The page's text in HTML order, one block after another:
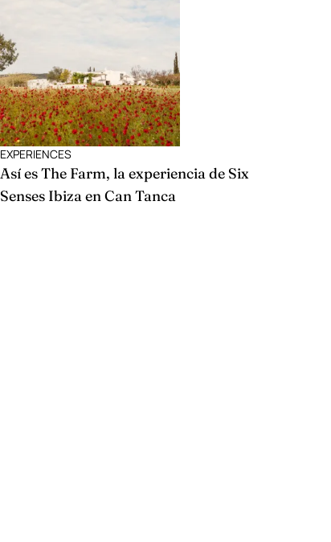
EXPERIENCES
Así es The Farm, la experiencia de Six
Senses Ibiza en Can Tanca